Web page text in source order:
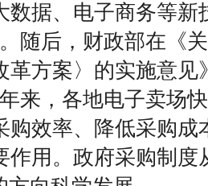
数据、电子商务等新
随后，财政部在《
革方案〉的实施意见
来，各地电子卖场
购效率、降低采购成
作用。政府采购制度